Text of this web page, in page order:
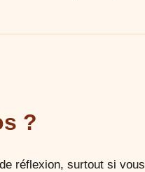
?
réflexion, surtout si vous